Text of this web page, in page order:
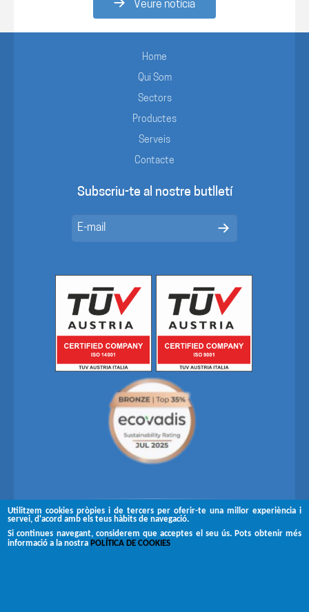
Utilitzem cookies pròpies i de tercers per oferir-te una millor experiència i
servei, d'acord amb els teus hàbits de navegació.
Si continues navegant, considerem que acceptes el seu ús. Pots obtenir més
informació a la nostra POLÍTICA DE COOKIES
Veure notícia
Home
Qui Som
Sectors
Productes
Serveis
Contacte
Subscriu-te al nostre butlletí
Segueix-nos a